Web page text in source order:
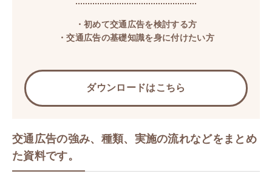
・初めて交通広告を検討する方​​
・交通広告の基礎知識を身に付けたい方​
ダウンロードはこちら
交通広告の強み、種類、実施の流れなどをまとめ
た資料です。​